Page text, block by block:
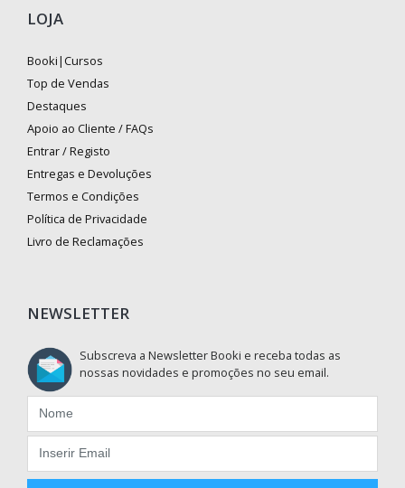
LOJA
Booki|Cursos
Top de Vendas
Destaques
Apoio ao Cliente / FAQs
Entrar / Registo
Entregas e Devoluções
Termos e Condições
Política de Privacidade
Livro de Reclamações
NEWSLETTER
Subscreva a Newsletter Booki e receba todas as
nossas novidades e promoções no seu email.